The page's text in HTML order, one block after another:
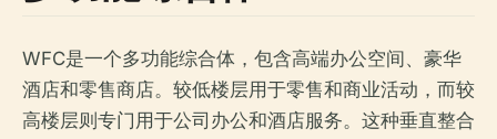
WFC是一个多功能综合体，包含高端办公空间、豪华
酒店和零售商店。较低楼层用于零售和商业活动，而较
高楼层则专门用于公司办公和酒店服务。这种垂直整合